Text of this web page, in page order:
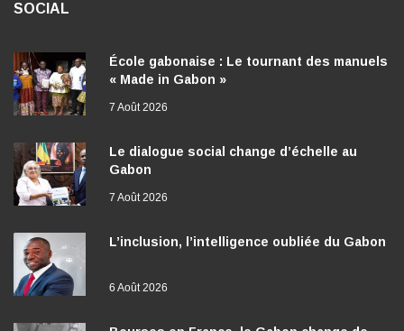
SOCIAL
École gabonaise : Le tournant des manuels
« Made in Gabon »
7 Août 2026
Le dialogue social change d’échelle au
Gabon
7 Août 2026
L’inclusion, l’intelligence oubliée du Gabon
6 Août 2026